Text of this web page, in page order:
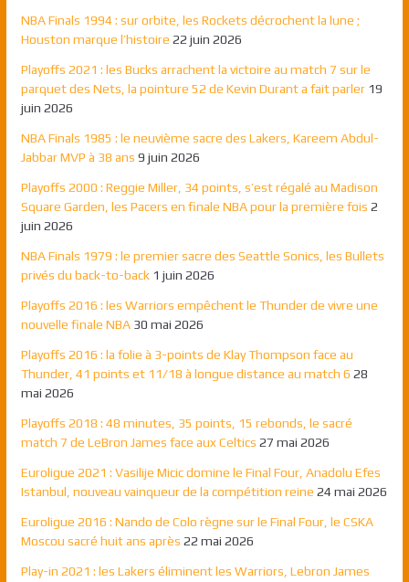
NBA Finals 1994 : sur orbite, les Rockets décrochent la lune ;
Houston marque l’histoire 22 juin 2026
Playoffs 2021 : les Bucks arrachent la victoire au match 7 sur le
parquet des Nets, la pointure 52 de Kevin Durant a fait parler 19
juin 2026
NBA Finals 1985 : le neuvième sacre des Lakers, Kareem Abdul-
Jabbar MVP à 38 ans 9 juin 2026
Playoffs 2000 : Reggie Miller, 34 points, s’est régalé au Madison
Square Garden, les Pacers en finale NBA pour la première fois 2
juin 2026
NBA Finals 1979 : le premier sacre des Seattle Sonics, les Bullets
privés du back-to-back 1 juin 2026
Playoffs 2016 : les Warriors empêchent le Thunder de vivre une
nouvelle finale NBA 30 mai 2026
Playoffs 2016 : la folie à 3-points de Klay Thompson face au
Thunder, 41 points et 11/18 à longue distance au match 6 28
mai 2026
Playoffs 2018 : 48 minutes, 35 points, 15 rebonds, le sacré
match 7 de LeBron James face aux Celtics 27 mai 2026
Euroligue 2021 : Vasilije Micic domine le Final Four, Anadolu Efes
Istanbul, nouveau vainqueur de la compétition reine 24 mai 2026
Euroligue 2016 : Nando de Colo règne sur le Final Four, le CSKA
Moscou sacré huit ans après 22 mai 2026
Play-in 2021 : les Lakers éliminent les Warriors, Lebron James